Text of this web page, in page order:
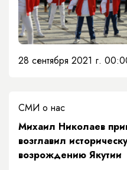
28 сентября 2021 г.
СМИ о нас
Михаил Николаев
возглавил
возрождению Якутии